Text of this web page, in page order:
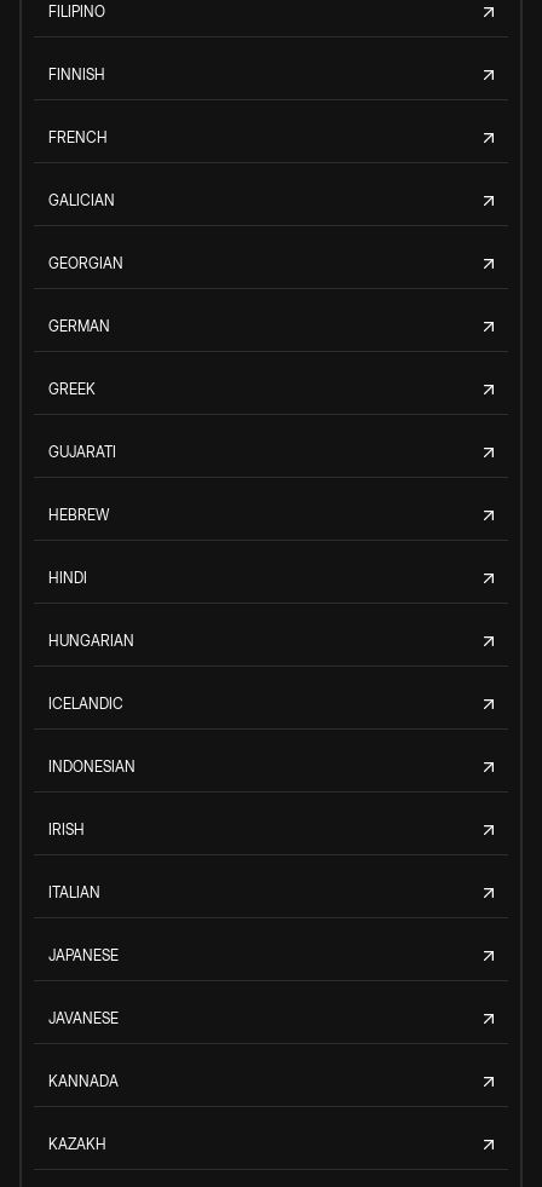
FILIPINO
FINNISH
FRENCH
GALICIAN
GEORGIAN
GERMAN
GREEK
GUJARATI
HEBREW
HINDI
HUNGARIAN
ICELANDIC
INDONESIAN
IRISH
ITALIAN
JAPANESE
JAVANESE
KANNADA
KAZAKH